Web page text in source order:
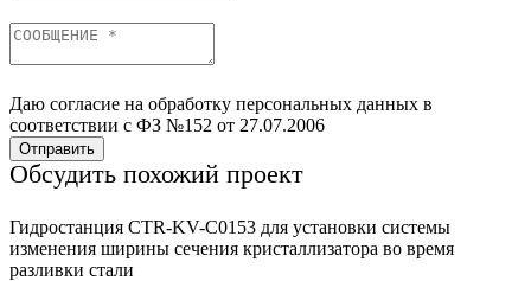
Даю согласие на обработку персональных данных в
соответствии с ФЗ №152 от 27.07.2006
Отправить
Обсудить похожий проект
Гидростанция CTR-KV-C0153 для установки системы
изменения ширины сечения кристаллизатора во время
разливки стали